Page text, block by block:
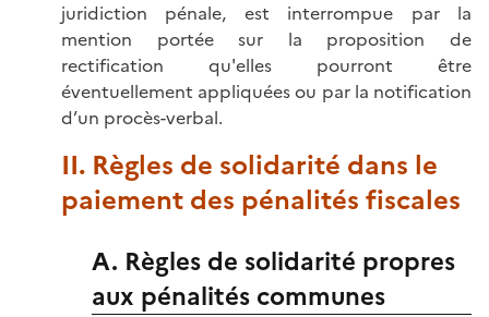
juridiction pénale, est interrompue par la
mention portée sur la proposition de
rectification qu'elles pourront être
éventuellement appliquées ou par la notification
d’un procès-verbal.
II. Règles de solidarité dans le
paiement des pénalités fiscales
A. Règles de solidarité propres
aux pénalités communes